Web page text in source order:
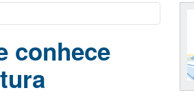
conhece